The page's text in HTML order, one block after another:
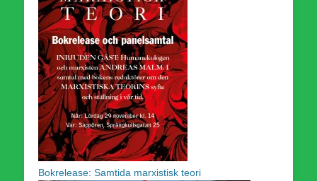
Bokrelease: Samtida marxistisk teori